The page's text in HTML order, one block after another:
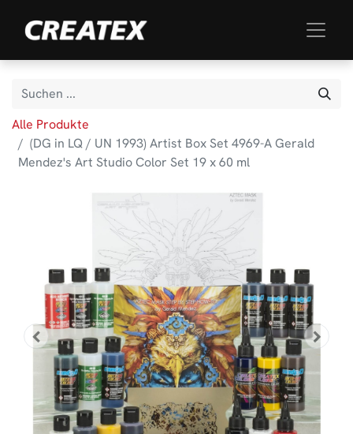
Alle Produkte
(DG in LQ / UN 1993) Artist Box Set 4969-A Gerald
Mendez's Art Studio Color Set 19 x 60 ml